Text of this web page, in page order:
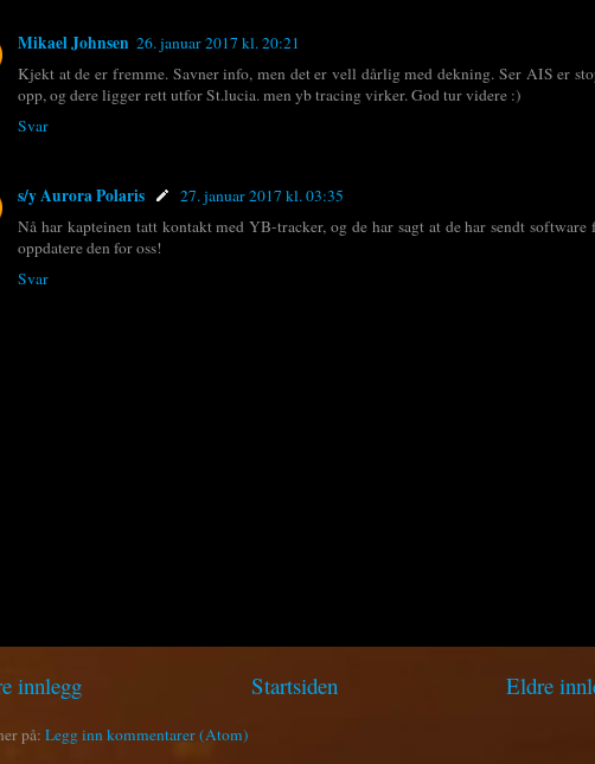
Mikael Johnsen 26. januar 2017 kl. 20:21
Kjekt at de er fremme. Savner info, men det er vell dårlig med dekning. Ser AIS er
opp, og dere ligger rett utfor St.lucia. men yb tracing virker. God tur videre :)
Svar
s/y Aurora Polaris
27. januar 2017 kl. 03:35
Nå har kapteinen tatt kontakt med YB-tracker, og de har sagt at de har sendt software
oppdatere den for oss!
Svar
innlegg Eldre
Startsiden
på: Legg inn kommentarer (Atom)